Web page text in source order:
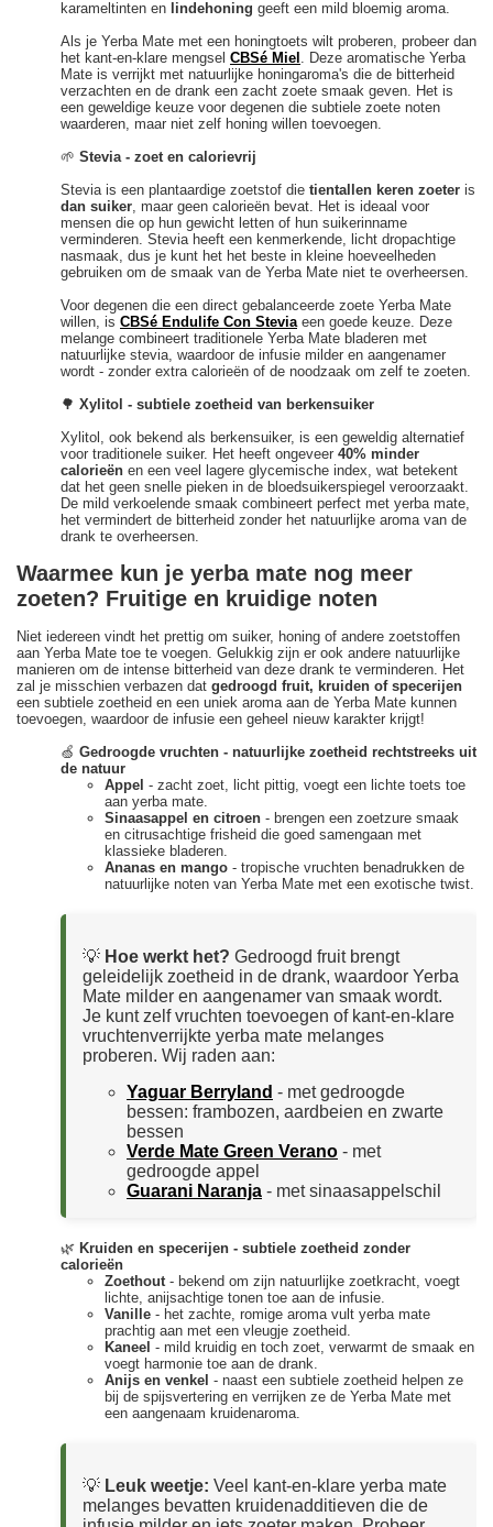
karameltinten en lindehoning geeft een mild bloemig aroma.
Als je Yerba Mate met een honingtoets wilt proberen, probeer dan
het kant-en-klare mengsel CBSé Miel . Deze aromatische Yerba
Mate is verrijkt met natuurlijke honingaroma's die de bitterheid
verzachten en de drank een zacht zoete smaak geven. Het is
een geweldige keuze voor degenen die subtiele zoete noten
waarderen, maar niet zelf honing willen toevoegen.
🌱 Stevia - zoet en calorievrij
Stevia is een plantaardige zoetstof die tientallen keren zoeter is
dan suiker, maar geen calorieën bevat. Het is ideaal voor
mensen die op hun gewicht letten of hun suikerinname
verminderen. Stevia heeft een kenmerkende, licht dropachtige
nasmaak, dus je kunt het het beste in kleine hoeveelheden
gebruiken om de smaak van de Yerba Mate niet te overheersen.
Voor degenen die een direct gebalanceerde zoete Yerba Mate
willen, is CBSé Endulife Con Steviaeen goede keuze. Deze
melange combineert traditionele Yerba Mate bladeren met
natuurlijke stevia, waardoor de infusie milder en aangenamer
wordt - zonder extra calorieën of de noodzaak om zelf te zoeten.
🌳 Xylitol - subtiele zoetheid van berkensuiker
Xylitol, ook bekend als berkensuiker, is een geweldig alternatief
voor traditionele suiker. Het heeft ongeveer 40% minder
calorieën en een veel lagere glycemische index, wat betekent
dat het geen snelle pieken in de bloedsuikerspiegel veroorzaakt.
De mild verkoelende smaak combineert perfect met yerba mate,
het vermindert de bitterheid zonder het natuurlijke aroma van de
drank te overheersen.
Waarmee kun je yerba mate nog meer
zoeten? Fruitige en kruidige noten
Niet iedereen vindt het prettig om suiker, honing of andere zoetstoffen
aan Yerba Mate toe te voegen. Gelukkig zijn er ook andere natuurlijke
manieren om de intense bitterheid van deze drank te verminderen. Het
zal je misschien verbazen dat gedroogd fruit, kruiden of specerijen
een subtiele zoetheid en een uniek aroma aan de Yerba Mate kunnen
toevoegen, waardoor de infusie een geheel nieuw karakter krijgt!
🍏 Gedroogde vruchten - natuurlijke zoetheid rechtstreeks uit
de natuur
Appel - zacht zoet, licht pittig, voegt een lichte toets toe
aan yerba mate.
Sinaasappel en citroen - brengen een zoetzure smaak
en citrusachtige frisheid die goed samengaan met
klassieke bladeren.
Ananas en mango - tropische vruchten benadrukken de
natuurlijke noten van Yerba Mate met een exotische twist.
💡 Hoe werkt het? Gedroogd fruit brengt
geleidelijk zoetheid in de drank, waardoor Yerba
Mate milder en aangenamer van smaak wordt.
Je kunt zelf vruchten toevoegen of kant-en-klare
vruchtenverrijkte yerba mate melanges
proberen. Wij raden aan:
Yaguar Berryland - met gedroogde
bessen: frambozen, aardbeien en zwarte
bessen
Verde Mate Green Verano - met
gedroogde appel
Guarani Naranja - met sinaasappelschil
🌿 Kruiden en specerijen - subtiele zoetheid zonder
calorieën
Zoethout- bekend om zijn natuurlijke zoetkracht, voegt
lichte, anijsachtige tonen toe aan de infusie.
Vanille - het zachte, romige aroma vult yerba mate
prachtig aan met een vleugje zoetheid.
Kaneel - mild kruidig en toch zoet, verwarmt de smaak en
voegt harmonie toe aan de drank.
Anijs en venkel - naast een subtiele zoetheid helpen ze
bij de spijsvertering en verrijken ze de Yerba Mate met
een aangenaam kruidenaroma.
💡 Leuk weetje: Veel kant-en-klare yerba mate
melanges bevatten kruidenadditieven die de